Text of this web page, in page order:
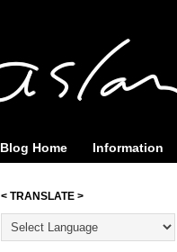
Blog Home Information
< TRANSLATE >